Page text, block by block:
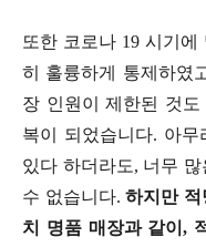
또한 코로나 19 시기
히 훌륭하게 통제하였
장 인원이 제한된 것
복이 되었습니다. 아
있다 하더라도, 너무
수 없습니다. 하지만 적
치 명품 매장과 같이,